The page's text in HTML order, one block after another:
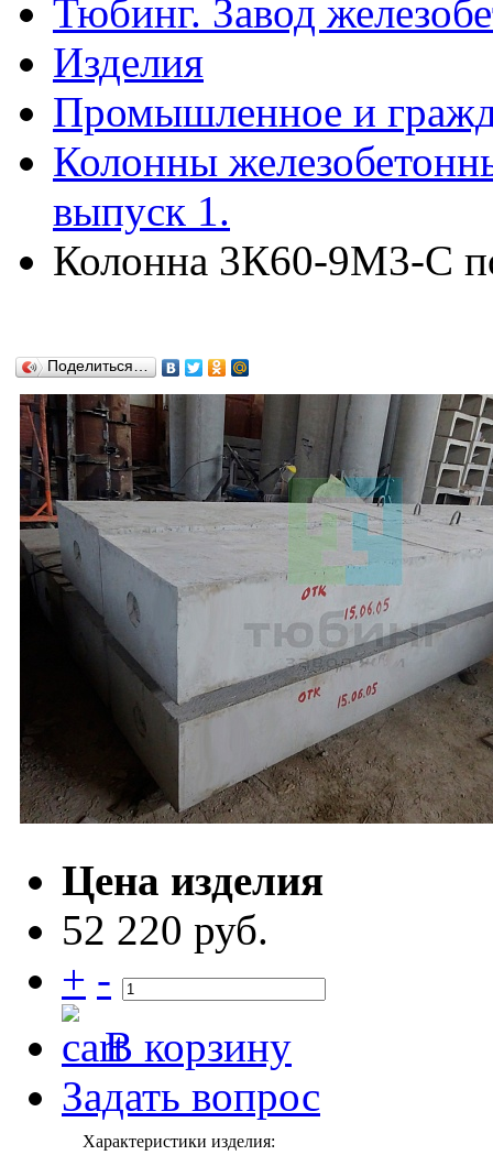
Тюбинг. Завод
Изделия
Промышленное и
Колонны
выпуск 1.
Колонна 3К60-9М3-С
Поделиться…
Цена изделия
52 220 руб.
+ -
В корзину
Задать вопрос
Характеристики изделия: